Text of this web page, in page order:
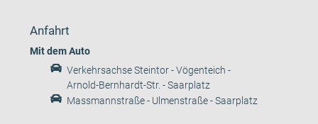
Anfahrt
Mit dem Auto
Verkehrsachse Steintor - Vögenteich -
Arnold-Bernhardt-Str. - Saarplatz
Massmannstraße - Ulmenstraße - Saarplatz